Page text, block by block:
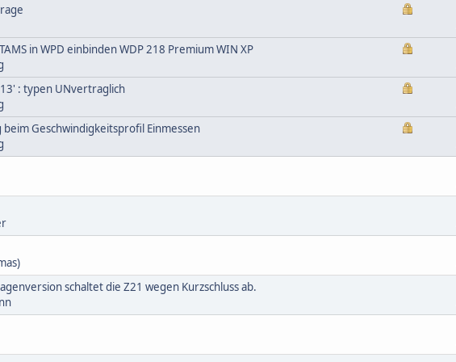
in WPD einbinden WDP 218 Premium WIN XP
: typen UNvertraglich
beim Geschwindigkeitsprofil Einmessen
schaltet die Z21 wegen Kurzschluss ab.